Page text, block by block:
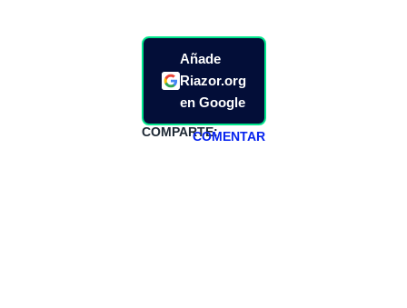
Añade
Riazor.org
en Google
COMPARTE:COMENTAR